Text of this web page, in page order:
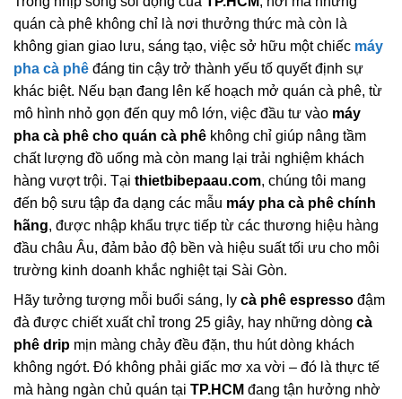
quán cà phê không chỉ là nơi thưởng thức mà còn là
không gian giao lưu, sáng tạo, việc sở hữu một chiếc máy
pha cà phê đáng tin cậy trở thành yếu tố quyết định sự
khác biệt. Nếu bạn đang lên kế hoạch mở quán cà phê, từ
mô hình nhỏ gọn đến quy mô lớn, việc đầu tư vào máy
pha cà phê cho quán cà phê không chỉ giúp nâng tầm
chất lượng đồ uống mà còn mang lại trải nghiệm khách
hàng vượt trội. Tại thietbibepaau.com, chúng tôi mang
đến bộ sưu tập đa dạng các mẫu máy pha cà phê chính
hãng, được nhập khẩu trực tiếp từ các thương hiệu hàng
đầu châu Âu, đảm bảo độ bền và hiệu suất tối ưu cho môi
trường kinh doanh khắc nghiệt tại Sài Gòn.
Hãy tưởng tượng mỗi buổi sáng, ly cà phê espresso đậm
đà được chiết xuất chỉ trong 25 giây, hay những dòng cà
phê drip mịn màng chảy đều đặn, thu hút dòng khách
không ngớt. Đó không phải giấc mơ xa vời – đó là thực tế
mà hàng ngàn chủ quán tại TP.HCM đang tận hưởng nhờ